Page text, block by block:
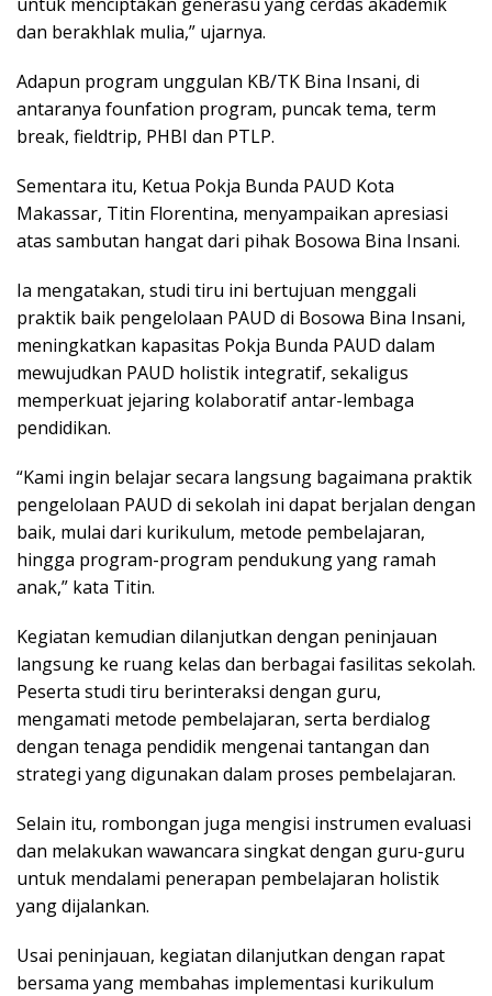
dan berakhlak mulia,” ujarnya.
Adapun program unggulan KB/TK Bina Insani, di
antaranya founfation program, puncak tema, term
break, fieldtrip, PHBI dan PTLP.
Sementara itu, Ketua Pokja Bunda PAUD Kota
Makassar, Titin Florentina, menyampaikan apresiasi
atas sambutan hangat dari pihak Bosowa Bina Insani.
Ia mengatakan, studi tiru ini bertujuan menggali
praktik baik pengelolaan PAUD di Bosowa Bina Insani,
meningkatkan kapasitas Pokja Bunda PAUD dalam
mewujudkan PAUD holistik integratif, sekaligus
memperkuat jejaring kolaboratif antar-lembaga
pendidikan.
“Kami ingin belajar secara langsung bagaimana praktik
pengelolaan PAUD di sekolah ini dapat berjalan dengan
baik, mulai dari kurikulum, metode pembelajaran,
hingga program-program pendukung yang ramah
anak,” kata Titin.
Kegiatan kemudian dilanjutkan dengan peninjauan
langsung ke ruang kelas dan berbagai fasilitas sekolah.
Peserta studi tiru berinteraksi dengan guru,
mengamati metode pembelajaran, serta berdialog
dengan tenaga pendidik mengenai tantangan dan
strategi yang digunakan dalam proses pembelajaran.
Selain itu, rombongan juga mengisi instrumen evaluasi
dan melakukan wawancara singkat dengan guru-guru
untuk mendalami penerapan pembelajaran holistik
yang dijalankan.
Usai peninjauan, kegiatan dilanjutkan dengan rapat
bersama yang membahas implementasi kurikulum